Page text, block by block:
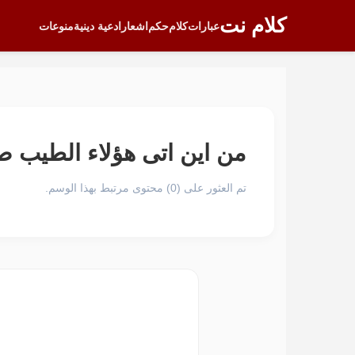
كلام نتعباراتكلامحكم اشعار ادعية دينيةمنوعات
من اين اتى هؤلاء الطيب
تم العثور على (0) محتوى مرتبط بهذا الوسم.